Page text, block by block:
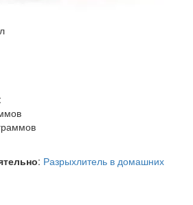
:
: Разрыхлитель в домашних